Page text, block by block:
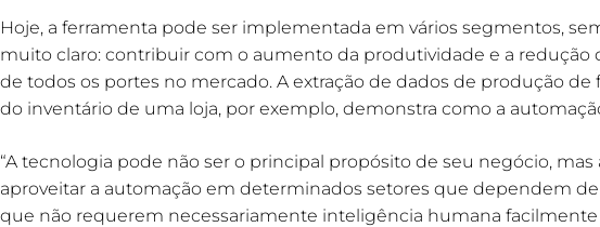
Hoje, a ferramenta pode ser implementada em vários segmentos,
muito claro: contribuir com o aumento da produtividade e a redução
de todos os portes no mercado. A extração de dados de produção de
do inventário de uma loja, por exemplo, demonstra como a
“A tecnologia pode não ser o principal propósito de seu negócio, mas
aproveitar a automação em determinados setores que dependem de
que não requerem necessariamente inteligência humana facilmente